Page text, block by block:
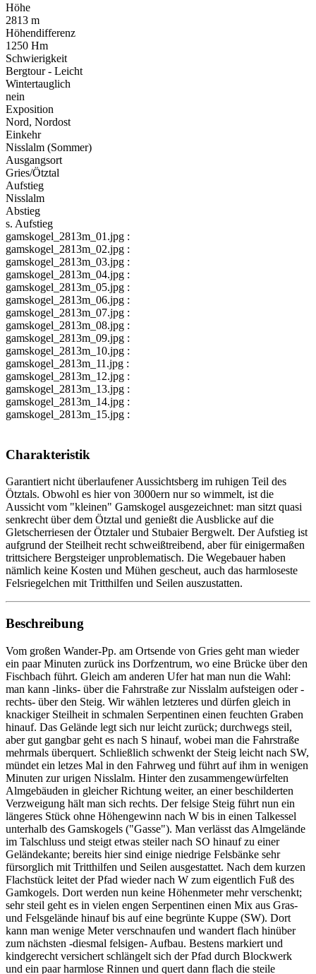
Höhe
2813 m
Höhendifferenz
1250 Hm
Schwierigkeit
Bergtour - Leicht
Wintertauglich
nein
Exposition
Nord, Nordost
Einkehr
Nisslalm (Sommer)
Ausgangsort
Gries/Ötztal
Aufstieg
Nisslalm
Abstieg
s. Aufstieg
gamskogel_2813m_01.jpg :
gamskogel_2813m_02.jpg :
gamskogel_2813m_03.jpg :
gamskogel_2813m_04.jpg :
gamskogel_2813m_05.jpg :
gamskogel_2813m_06.jpg :
gamskogel_2813m_07.jpg :
gamskogel_2813m_08.jpg :
gamskogel_2813m_09.jpg :
gamskogel_2813m_10.jpg :
gamskogel_2813m_11.jpg :
gamskogel_2813m_12.jpg :
gamskogel_2813m_13.jpg :
gamskogel_2813m_14.jpg :
gamskogel_2813m_15.jpg :
Charakteristik
Garantiert nicht überlaufener Aussichtsberg im ruhigen Teil des
Ötztals. Obwohl es hier von 3000ern nur so wimmelt, ist die
Aussicht vom "kleinen" Gamskogel ausgezeichnet: man sitzt quasi
senkrecht über dem Ötztal und genießt die Ausblicke auf die
Gletscherriesen der Ötztaler und Stubaier Bergwelt. Der Aufstieg ist
aufgrund der Steilheit recht schweißtreibend, aber für einigermaßen
trittsichere Bergsteiger unproblematisch. Die Wegebauer haben
nämlich keine Kosten und Mühen gescheut, auch das harmloseste
Felsriegelchen mit Tritthilfen und Seilen auszustatten.
Beschreibung
Vom großen Wander-Pp. am Ortsende von Gries geht man wieder
ein paar Minuten zurück ins Dorfzentrum, wo eine Brücke über den
Fischbach führt. Gleich am anderen Ufer hat man nun die Wahl:
man kann -links- über die Fahrstraße zur Nisslalm aufsteigen oder -
rechts- über den Steig. Wir wählen letzteres und dürfen gleich in
knackiger Steilheit in schmalen Serpentinen einen feuchten Graben
hinauf. Das Gelände legt sich nur leicht zurück; durchwegs steil,
aber gut gangbar geht es nach S hinauf, wobei man die Fahrstraße
mehrmals überquert. Schließlich schwenkt der Steig leicht nach SW,
mündet ein letzes Mal in den Fahrweg und führt auf ihm in wenigen
Minuten zur urigen Nisslalm. Hinter den zusammengewürfelten
Almgebäuden in gleicher Richtung weiter, an einer beschilderten
Verzweigung hält man sich rechts. Der felsige Steig führt nun ein
längeres Stück ohne Höhengewinn nach W bis in einen Talkessel
unterhalb des Gamskogels ("Gasse"). Man verlässt das Almgelände
im Talschluss und steigt etwas steiler nach SO hinauf zu einer
Geländekante; bereits hier sind einige niedrige Felsbänke sehr
fürsorglich mit Tritthilfen und Seilen ausgestattet. Nach dem kurzen
Flachstück leitet der Pfad wieder nach W zum eigentlich Fuß des
Gamkogels. Dort werden nun keine Höhenmeter mehr verschenkt;
sehr steil geht es in vielen engen Serpentinen einen Mix aus Gras-
und Felsgelände hinauf bis auf eine begrünte Kuppe (SW). Dort
kann man wenige Meter verschnaufen und wandert flach hinüber
zum nächsten -diesmal felsigen- Aufbau. Bestens markiert und
kindgerecht versichert schlängelt sich der Pfad durch Blockwerk
und ein paar harmlose Rinnen und quert dann flach die steile